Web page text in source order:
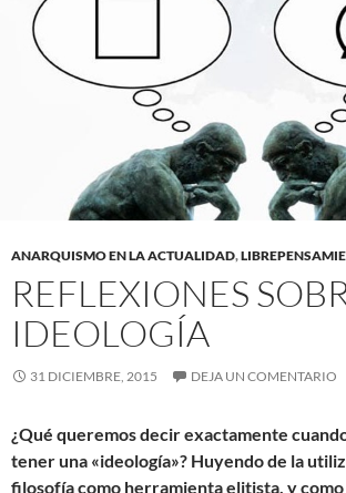
ANARQUISMO EN LA ACTUALIDAD,
REFLEXIONES
IDEOLOGÍA
31 DICIEMBRE, 2015 DEJA UN COMENTARIO
¿Qué queremos decir exactamente
tener una «ideología»? Huyendo de la
filosofía como herramienta elitista, y